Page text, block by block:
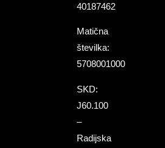
40187462
Matična
številka:
5708001000
SKD:
J60.100
–
Radijska